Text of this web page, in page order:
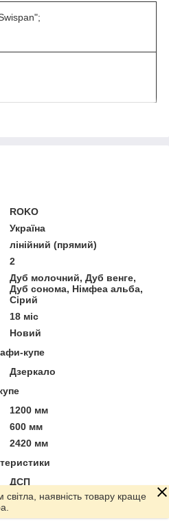
ROKO
Україна
лінійний (прямий)
2
Дуб молочний, Дуб венге,
Дуб сонома, Німфеа альба,
Сірий
18 міс
Новий
купе
Дзеркало
1200 мм
600 мм
2420 мм
ДСП
світла, наявність товару краще